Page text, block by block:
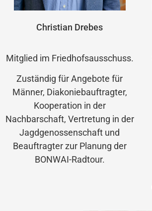
Christian Drebes
Mitglied im Friedhofsausschuss.
Zuständig für Angebote für
Männer, Diakoniebauftragter,
Kooperation in der
Nachbarschaft, Vertretung in der
Jagdgenossenschaft und
Beauftragter zur Planung der
BONWAI-Radtour.